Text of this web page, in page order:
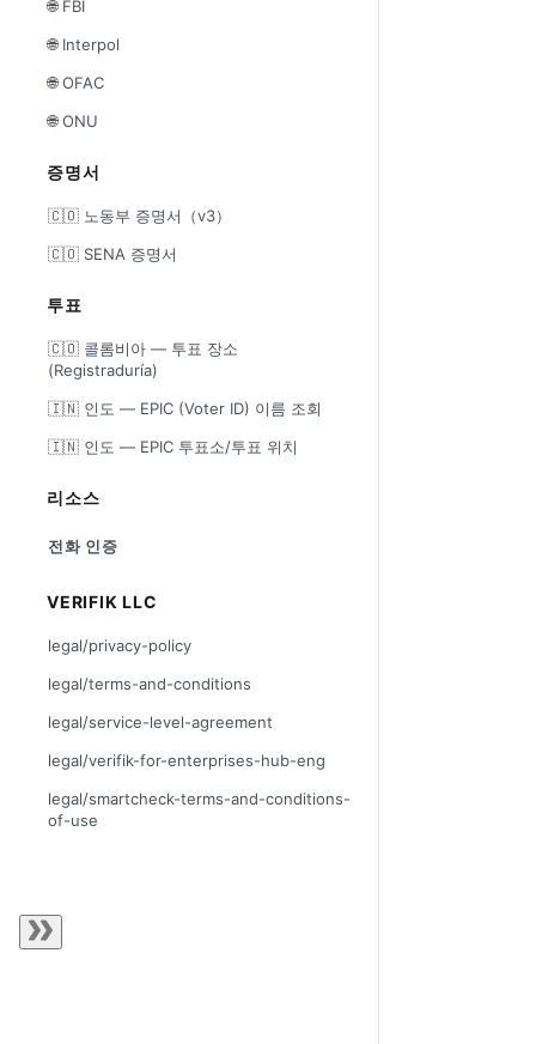
🌐 FBI
🌐 Interpol
🌐 OFAC
🌐 ONU
증명서
🇨🇴 노동부 증명서（v3）
🇨🇴 SENA 증명서
투표
🇨🇴 콜롬비아 — 투표 장소
(Registraduría)
🇮🇳 인도 — EPIC (Voter ID) 이름 조회
🇮🇳 인도 — EPIC 투표소/투표 위치
리소스
전화 인증
VERIFIK LLC
legal/privacy-policy
legal/terms-and-conditions
legal/service-level-agreement
legal/verifik-for-enterprises-hub-eng
legal/smartcheck-terms-and-conditions-
of-use